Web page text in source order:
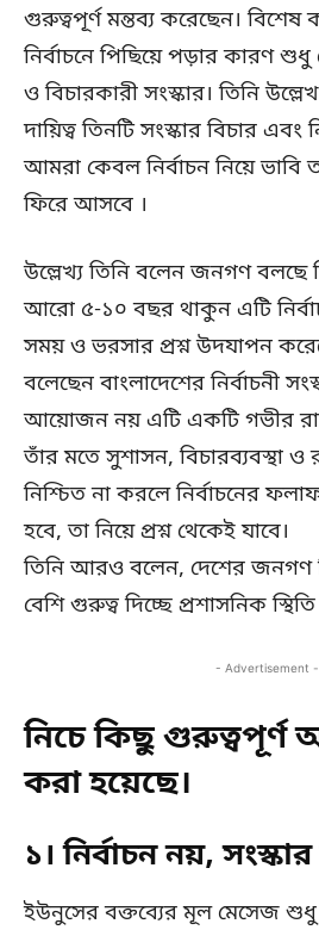
গুরুত্বপূর্ণ মন্তব্য করেছেন। বিশেষ
নির্বাচনে পিছিয়ে পড়ার কারণ
ও বিচারকারী সংস্কার। তিনি
দায়িত্ব তিনটি সংস্কার বিচার এবং
আমরা কেবল নির্বাচন নিয়ে
ফিরে আসবে ।
উল্লেখ্য তিনি বলেন জনগণ বলছে
আরো ৫-১০ বছর থাকুন এটি
সময় ও ভরসার প্রশ্ন উদযাপন
বলেছেন বাংলাদেশের নির্বাচনী
আয়োজন নয় এটি একটি গভীর
তাঁর মতে সুশাসন, বিচারব্যবস্থা ও
নিশ্চিত না করলে নির্বাচনের
হবে, তা নিয়ে প্রশ্ন থেকেই যাবে।
তিনি আরও বলেন, দেশের জনগণ
বেশি গুরুত্ব দিচ্ছে প্রশাসনিক
- Advertisement -
নিচে কিছু গুরুত্বপূর্ণ
করা হয়েছে।
১। নির্বাচন নয়,
ইউনুসের বক্তব্যের মূল মেসেজ